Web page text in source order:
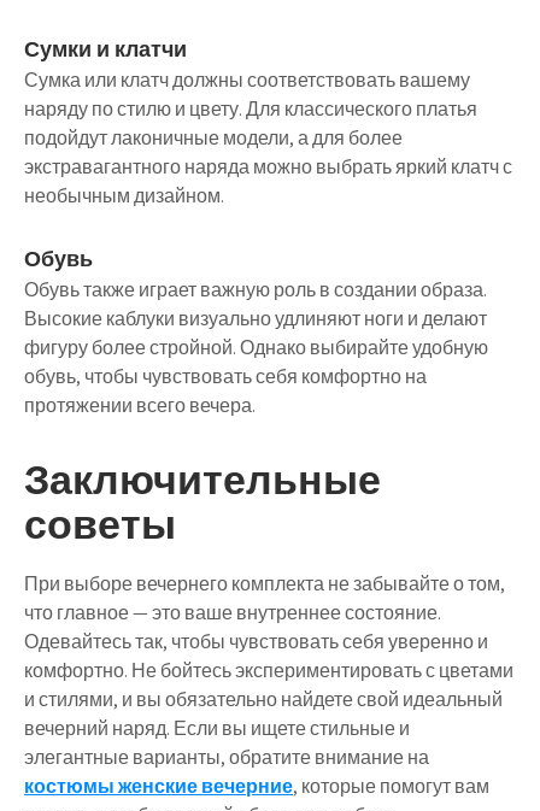
Сумки и клатчи
Сумка или клатч должны соответствовать вашему
наряду по стилю и цвету. Для классического платья
подойдут лаконичные модели, а для более
экстравагантного наряда можно выбрать яркий клатч с
необычным дизайном.
Обувь
Обувь также играет важную роль в создании образа.
Высокие каблуки визуально удлиняют ноги и делают
фигуру более стройной. Однако выбирайте удобную
обувь, чтобы чувствовать себя комфортно на
протяжении всего вечера.
Заключительные
советы
При выборе вечернего комплекта не забывайте о том,
что главное — это ваше внутреннее состояние.
Одевайтесь так, чтобы чувствовать себя уверенно и
комфортно. Не бойтесь экспериментировать с цветами
и стилями, и вы обязательно найдете свой идеальный
вечерний наряд. Если вы ищете стильные и
элегантные варианты, обратите внимание на
костюмы женские вечерние, которые помогут вам